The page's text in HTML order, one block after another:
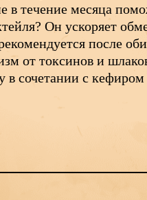
в течение месяца
Он ускоряет
после
от токсинов и
сочетании с кефиром